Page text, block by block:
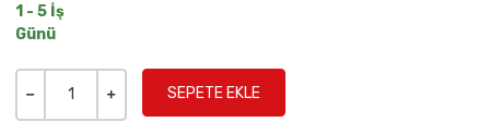
1 - 5 İş
Günü